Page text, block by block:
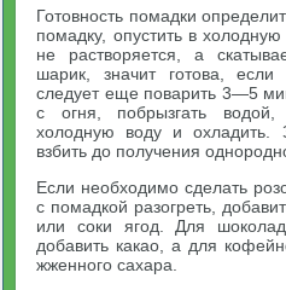
Готовность помадки
помадку, опустить в
не растворяется, а
шарик, значит готова, если
следует еще поварить 3—5
с огня, побрызгать
холодную воду и охладить.
взбить до получения
Если необходимо сделать
с помадкой разогреть,
или соки ягод. Для
добавить какао, а для
жженного сахара.